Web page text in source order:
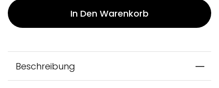
In Den Warenkorb
Beschreibung